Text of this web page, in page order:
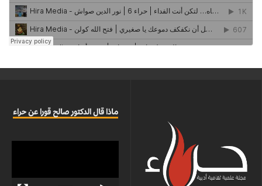
ماذا قال الدكتور صالح قورا عن حراء